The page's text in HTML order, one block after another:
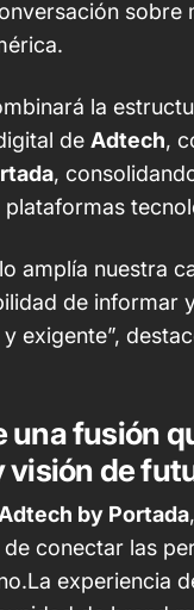
la
de Adtech,
,
amplía nuestra
de informar
exigente”,
una fusión
visión de
by Portada
conectar las
experiencia